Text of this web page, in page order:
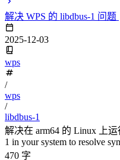
解决 WPS 的 libdbus-1 问题
2025-12-03
wps
/
wps
/
libdbus-1
解决在 arm64 的 Linux 上运
1 in your system to resolve
470 字